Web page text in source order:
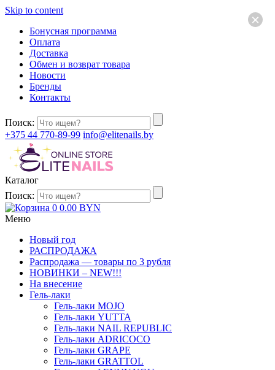
Skip to content
Бонусная программа
Оплата
Доставка
Обмен и возврат товара
Новости
Бренды
Контакты
Поиск:
+375 44 770-89-99 info@elitenails.by
Каталог
Поиск:
0 0.00 BYN
Меню
Новый год
РАСПРОДАЖА
Распродажа — товары по 3 рубля
НОВИНКИ – NEW!!!
На внесение
Гель-лаки
Гель-лаки MOJO
Гель-лаки YUTTA
Гель-лаки NAIL REPUBLIC
Гель-лаки ADRICOCO
Гель-лаки GRAPE
Гель-лаки GRATTOL
×